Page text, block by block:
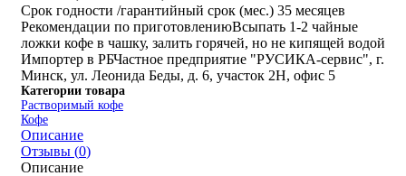
Срок годности /гарантийный срок (мес.) 35 месяцев
Рекомендации по приготовлениюВсыпать 1-2 чайные
ложки кофе в чашку, залить горячей, но не кипящей водой
Импортер в РБЧастное предприятие "РУСИКА-сервис", г.
Минск, ул. Леонида Беды, д. 6, участок 2Н, офис 5
Категории товара
Растворимый кофе
Кофе
Описание
Отзывы (0)
Описание